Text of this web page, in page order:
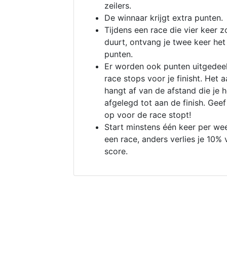
zeilers.
De winnaar krijgt extra punten.
Tijdens een race die vier keer
duurt, ontvang je twee keer
punten.
Er worden ook punten
race stops voor je finisht. Het
hangt af van de afstand die je
afgelegd tot aan de finish.
op voor de race stopt!
Start minstens één keer per
een race, anders verlies je 10%
score.